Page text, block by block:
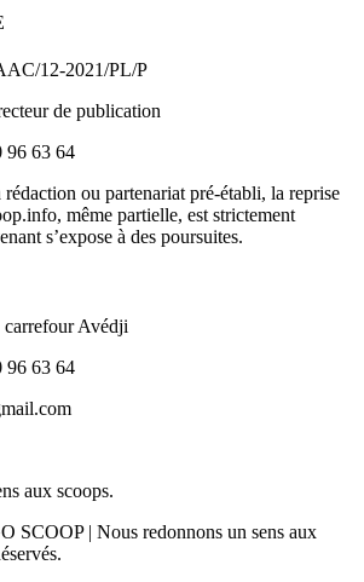
12-2021/PL/P
de publication
96 63 64
ou partenariat pré-établi, la reprise
même partielle, est strictement
s’expose à des poursuites.
carrefour Avédji
96 63 64
aux scoops.
SCOOP | Nous redonnons un sens aux